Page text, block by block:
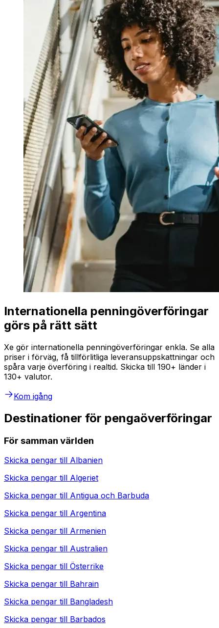
Internationella penningöverföringar
görs på rätt sätt
Xe gör internationella penningöverföringar enkla. Se alla
priser i förväg, få tillförlitliga leveransuppskattningar och
spåra varje överföring i realtid. Skicka till 190+ länder i
130+ valutor.
Kom igång
Destinationer för pengaöverföringar
För samman världen
Skicka pengar till Albanien
Skicka pengar till Algeriet
Skicka pengar till Antigua och Barbuda
Skicka pengar till Argentina
Skicka pengar till Armenien
Skicka pengar till Australien
Skicka pengar till Österrike
Skicka pengar till Bahrain
Skicka pengar till Bangladesh
Skicka pengar till Barbados